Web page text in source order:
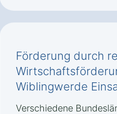
Förderung durch
Wiblingwerde
Verschiedene